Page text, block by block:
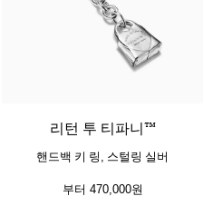
리턴 투 티파니™
핸드백 키 링, 스털링 실버
부터 470,000원